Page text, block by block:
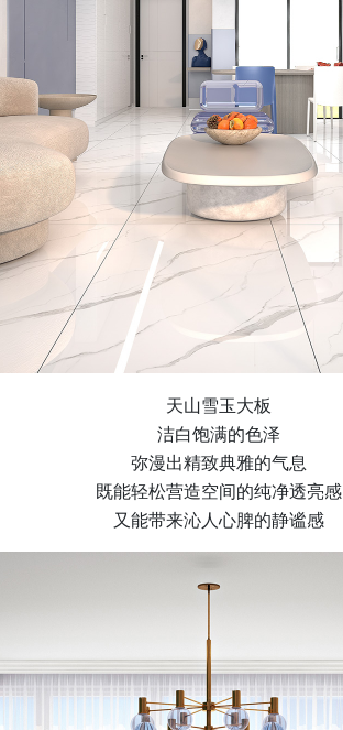
天山雪玉大板
洁白饱满的色泽
弥漫出精致典雅的气息
既能轻松营造空间的纯净透亮感
又能带来沁人心脾的静谧感